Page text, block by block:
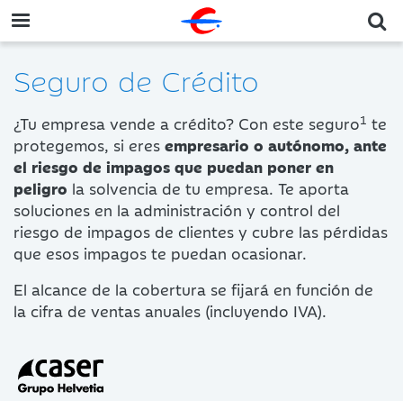
Seguro de Crédito
¿Tu empresa vende a crédito? Con este seguro1 te
protegemos, si eres empresario o autónomo, ante
el riesgo de impagos que puedan poner en
peligro la solvencia de tu empresa. Te aporta
soluciones en la administración y control del
riesgo de impagos de clientes y cubre las pérdidas
que esos impagos te puedan ocasionar.
El alcance de la cobertura se fijará en función de
la cifra de ventas anuales (incluyendo IVA).